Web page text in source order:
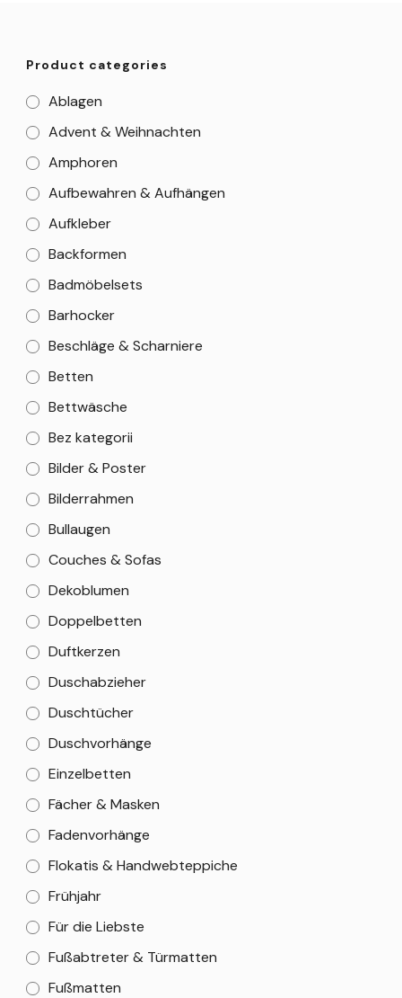
Product categories
Ablagen
Advent & Weihnachten
Amphoren
Aufbewahren & Aufhängen
Aufkleber
Backformen
Badmöbelsets
Barhocker
Beschläge & Scharniere
Betten
Bettwäsche
Bez kategorii
Bilder & Poster
Bilderrahmen
Bullaugen
Couches & Sofas
Dekoblumen
Doppelbetten
Duftkerzen
Duschabzieher
Duschtücher
Duschvorhänge
Einzelbetten
Fächer & Masken
Fadenvorhänge
Flokatis & Handwebteppiche
Frühjahr
Für die Liebste
Fußabtreter & Türmatten
Fußmatten